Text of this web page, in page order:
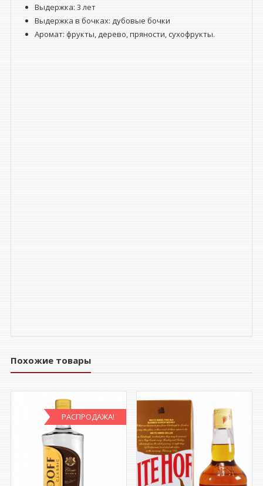
Выдержка: 3 лет
Выдержка в бочках: дубовые бочки
Аромат: фрукты, дерево, пряности, сухофрукты.
Похожие товары
РАСПРОДАЖА!